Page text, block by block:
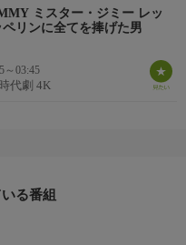
ミスター・ジミー レッ
ペリンに全てを捧げた男
～03:45
代劇 4K
る番組